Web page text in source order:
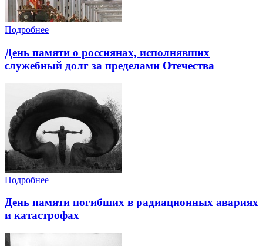
Подробнее
День памяти о россиянах, исполнявших
служебный долг за пределами Отечества
Подробнее
День памяти погибших в радиационных авариях
и катастрофах